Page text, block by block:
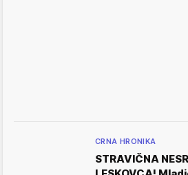
CRNA HRONIKA
STRAVIČNA